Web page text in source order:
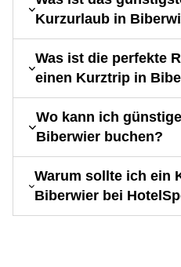
Kurzurlaub in
Was ist die perfekte
einen Kurztrip in
Wo kann ich
Biberwier buchen?
Warum sollte ich ein
Biberwier bei